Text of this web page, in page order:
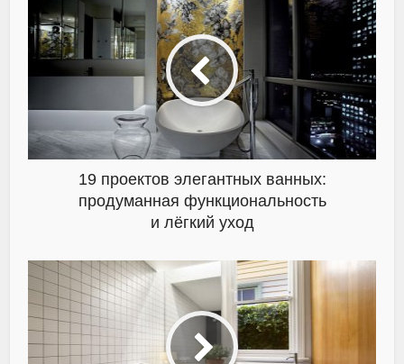
19 проектов элегантных ванных:
продуманная функциональность
и лёгкий уход